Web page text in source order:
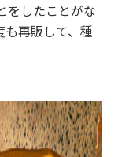
をしたことがな
も再販して、種